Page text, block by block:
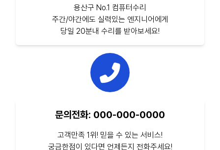
용산구 No.1 컴퓨터수리
주간/야간에도 실력있는 엔지니어에게
당일 20분내 수리를 받아보세요!
문의전화: 000-000-0000
고객만족 1위! 믿을 수 있는 서비스!
궁금한점이 있다면 언제든지 전화주세요!